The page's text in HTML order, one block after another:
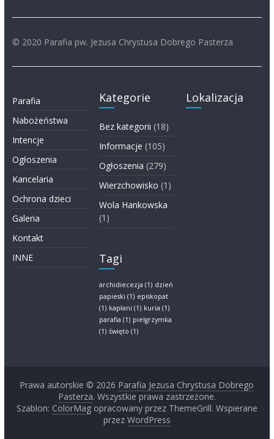
© 2020 Parafia pw. Jezusa Chrystusa Dobrego Pasterza
Parafia
Nabożeństwa
Intencje
Ogłoszenia
Kancelaria
Ochrona dzieci
Galeria
Kontakt
INNE
Kategorie
Bez kategorii (18)
Informacje (105)
Ogłoszenia (279)
Wierzchowisko (1)
Wola Hankowska
(1)
Tagi
archidiecezja (1) dzień
papieski (1) episkopat
(1) kapłani (1) kuria (1)
parafia (1) pielgrzymka
(1) święto (1)
Lokalizacja
Prawa autorskie © 2026 Parafia Jezusa Chrystusa Dobrego
Pasterza. Wszystkie prawa zastrzeżone.
Szablon: ColorMagopracowany przez ThemeGrill. Wspierane
przez WordPress